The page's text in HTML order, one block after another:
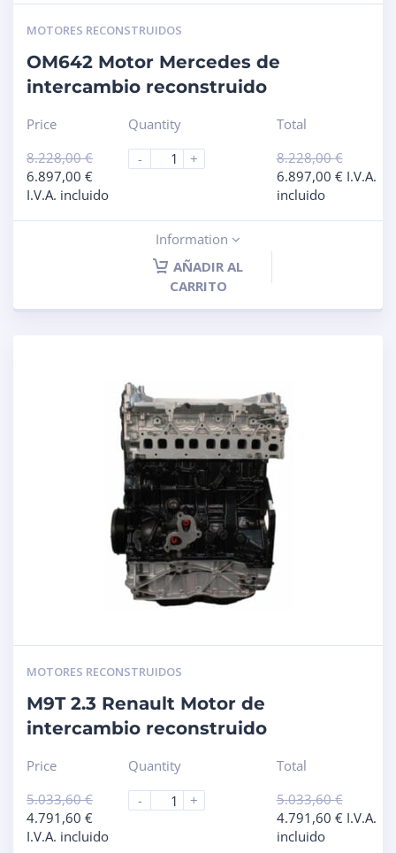
MOTORES RECONSTRUIDOS
OM642 Motor Mercedes de
intercambio reconstruido
Price
8.228,00€
6.897,00 €
I.V.A. incluido
Quantity
-
+
Total
8.228,00€
6.897,00 € I.V.A.
incluido
Information
AÑADIR AL
CARRITO
MOTORES RECONSTRUIDOS
M9T 2.3 Renault Motor de
intercambio reconstruido
Price
5.033,60€
4.791,60 €
I.V.A. incluido
Quantity
-
+
Total
5.033,60€
4.791,60 € I.V.A.
incluido